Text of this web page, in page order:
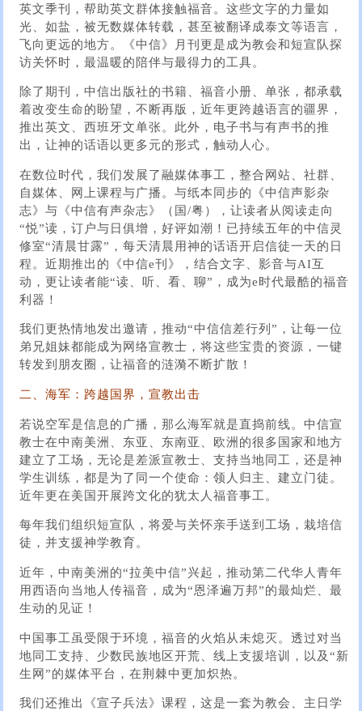
英文季刊，帮助英文群体接触福音。这些文字的力量如
光、如盐，被无数媒体转载，甚至被翻译成泰文等语言，
飞向更远的地方。《中信》月刊更是成为教会和短宣队探
访关怀时，最温暖的陪伴与最得力的工具。
除了期刊，中信出版社的书籍、福音小册、单张，都承载
着改变生命的盼望，不断再版，近年更跨越语言的疆界，
推出英文、西班牙文单张。此外，电子书与有声书的推
出，让神的话语以更多元的形式，触动人心。
在数位时代，我们发展了融媒体事工，整合网站、社群、
自媒体、网上课程与广播。与纸本同步的《中信声影杂
志》与《中信有声杂志》（国/粤），让读者从阅读走向
“悦”读，订户与日俱增，好评如潮！已持续五年的中信灵
修室“清晨甘露”，每天清晨用神的话语开启信徒一天的日
程。近期推出的《中信e刊》，结合文字、影音与AI互
动，更让读者能“读、听、看、聊”，成为e时代最酷的福音
利器！
我们更热情地发出邀请，推动“中信信差行列”，让每一位
弟兄姐妹都能成为网络宣教士，将这些宝贵的资源，一键
转发到朋友圈，让福音的涟漪不断扩散！
二、海军：跨越国界，宣教出击
若说空军是信息的广播，那么海军就是直捣前线。中信宣
教士在中南美洲、东亚、东南亚、欧洲的很多国家和地方
建立了工场，无论是差派宣教士、支持当地同工，还是神
学生训练，都是为了同一个使命：领人归主、建立门徒。
近年更在美国开展跨文化的犹太人福音事工。
每年我们组织短宣队，将爱与关怀亲手送到工场，栽培信
徒，并支援神学教育。
近年，中南美洲的“拉美中信”兴起，推动第二代华人青年
用西语向当地人传福音，成为“恩泽遍万邦”的最灿烂、最
生动的见证！
中国事工虽受限于环境，福音的火焰从未熄灭。透过对当
地同工支持、少数民族地区开荒、线上支援培训，以及“新
生网”的媒体平台，在荆棘中更加炽热。
我们还推出《宣子兵法》课程，这是一套为教会、主日学